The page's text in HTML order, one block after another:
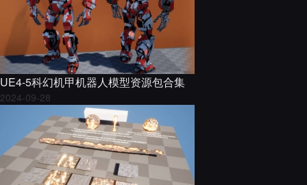
UE4-5科幻机甲机器人模型资源包合集
2024-09-28